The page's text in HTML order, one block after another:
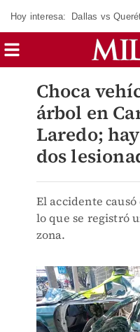
Hoy interesa: Dallas vs
Choca
árbol en
Laredo;
dos
El accidente
lo que se registró
zona.